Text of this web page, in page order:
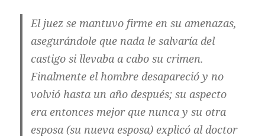
El juez se mantuvo firme en su amenazas,
asegurándole que nada le salvaría del
castigo si llevaba a cabo su crimen.
Finalmente el hombre desapareció y no
volvió hasta un año después; su aspecto
era entonces mejor que nunca y su otra
esposa (su nueva esposa) explicó al doctor